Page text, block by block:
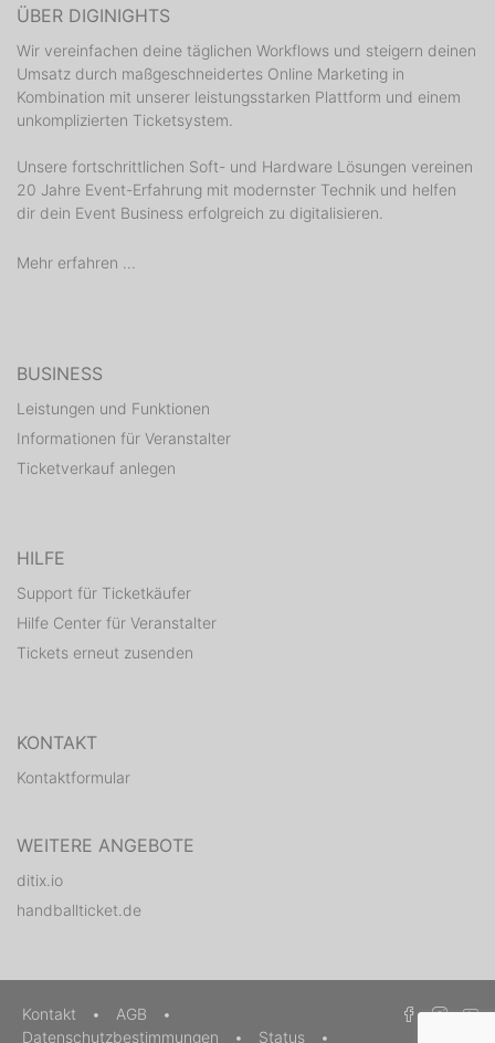
ÜBER DIGINIGHTS
Wir vereinfachen deine täglichen Workflows und steigern deinen
Umsatz durch maßgeschneidertes Online Marketing in
Kombination mit unserer leistungsstarken Plattform und einem
unkomplizierten Ticketsystem.
Unsere fortschrittlichen Soft- und Hardware Lösungen vereinen
20 Jahre Event-Erfahrung mit modernster Technik und helfen
dir dein Event Business erfolgreich zu digitalisieren.
Mehr erfahren ...
BUSINESS
Leistungen und Funktionen
Informationen für Veranstalter
Ticketverkauf anlegen
HILFE
Support für Ticketkäufer
Hilfe Center für Veranstalter
Tickets erneut zusenden
KONTAKT
Kontaktformular
WEITERE ANGEBOTE
ditix.io
handballticket.de
Kontakt • AGB
•
Datenschutzbestimmungen
• Status •